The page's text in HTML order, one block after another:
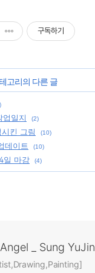
구독하기
고리의 다른 글
일지
(2)
킨 그림
(10)
데이트
(10)
일 마감
(4)
_ Sung YuJin